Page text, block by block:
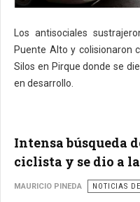
Los antisociales
Puente Alto y colisionaron
Silos en Pirque donde se
en desarrollo.
Intensa búsqueda
ciclista y se dio a
MAURICIO PINEDA NOTICIAS